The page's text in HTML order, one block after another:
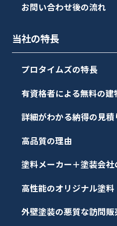
お問い合わせ後の流れ
当社の特長
プロタイムズの特長
有資格者による無料の建
詳細がわかる納得の見積
高品質の理由
塗料メーカー＋塗装会
高性能のオリジナル塗料
外壁塗装の悪質な訪問